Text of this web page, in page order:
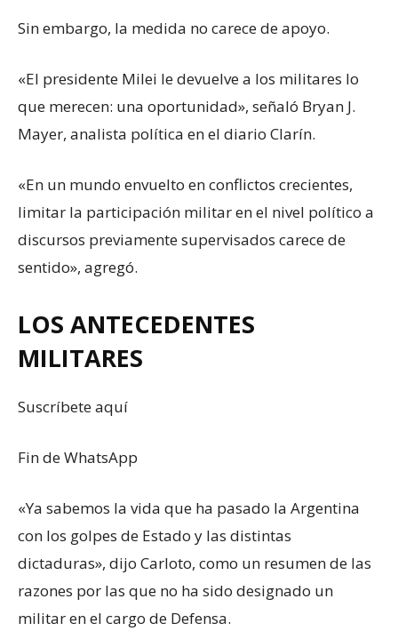
Sin embargo, la medida no carece de apoyo.
«El presidente Milei le devuelve a los militares lo
que merecen: una oportunidad», señaló Bryan J.
Mayer, analista política en el diario Clarín.
«En un mundo envuelto en conflictos crecientes,
limitar la participación militar en el nivel político a
discursos previamente supervisados carece de
sentido», agregó.
LOS ANTECEDENTES
MILITARES
Suscríbete aquí
Fin de WhatsApp
«Ya sabemos la vida que ha pasado la Argentina
con los golpes de Estado y las distintas
dictaduras», dijo Carloto, como un resumen de las
razones por las que no ha sido designado un
militar en el cargo de Defensa.